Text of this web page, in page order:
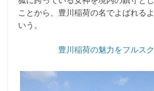
ことから、豊川稲荷の名でよばれる
いう。
豊川稲荷の魅力をフルス